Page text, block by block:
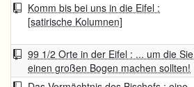
Komm bis bei uns in die Eifel :
[satirische Kolumnen]
99 1/2 Orte in der Eifel : ... um die Sie
einen großen Bogen machen sollten!